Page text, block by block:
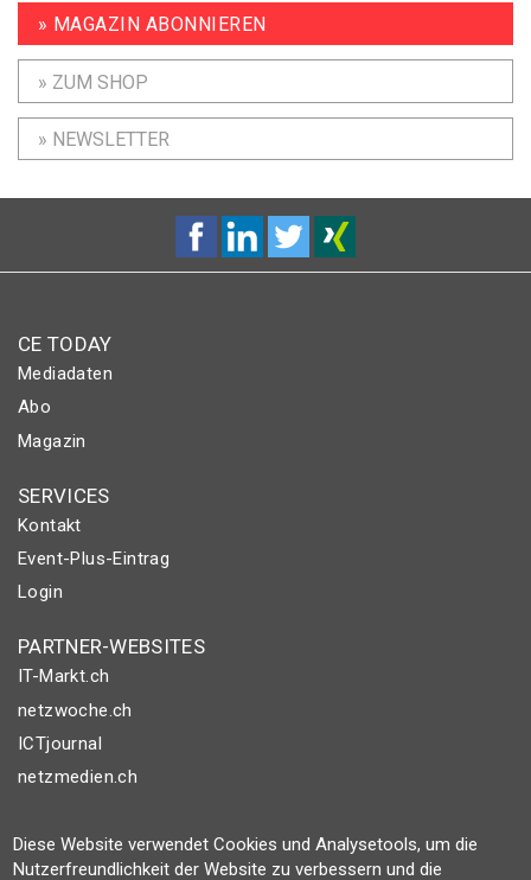
» MAGAZIN ABONNIEREN
» ZUM SHOP
» NEWSLETTER
CE TODAY
Mediadaten
Abo
Magazin
SERVICES
Kontakt
Event-Plus-Eintrag
Login
PARTNER-WEBSITES
IT-Markt.ch
netzwoche.ch
ICTjournal
netzmedien.ch
Impressum
Diese Website verwendet Cookies und Analysetools, um die
Nutzerfreundlichkeit der Website zu verbessern und die